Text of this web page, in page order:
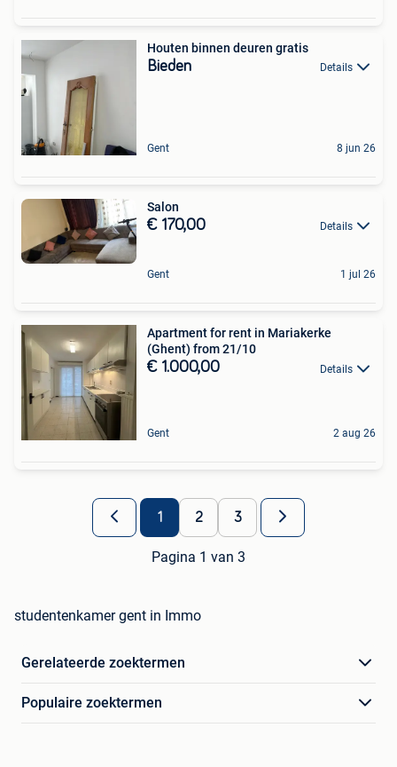
Houten binnen deuren gratis
Bieden Details
Gent 8 jun 26
Salon
€ 170,00 Details
Gent 1 jul 26
Apartment for rent in Mariakerke
(Ghent) from 21/10
€ 1.000,00 Details
Gent 2 aug 26
1 2 3
Pagina 1 van 3
studentenkamer gent in Immo
Gerelateerde zoektermen
Populaire zoektermen